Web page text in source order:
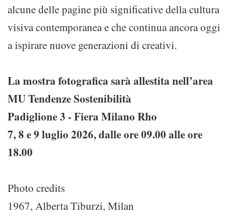
alcune delle pagine più significative della cultura
visiva contemporanea e che continua ancora oggi
a ispirare nuove generazioni di creativi.
La mostra fotografica sarà allestita nell’area
MU Tendenze Sostenibilità
Padiglione 3 - Fiera Milano Rho
7, 8 e 9 luglio 2026, dalle ore 09.00 alle ore
18.00
Photo credits
1967, Alberta Tiburzi, Milan